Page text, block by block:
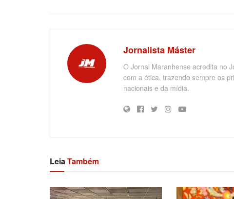
Jornalista Máster
O Jornal Maranhense acredita no
com a ética, trazendo sempre os
nacionais e da mídia.
LeiaTambém